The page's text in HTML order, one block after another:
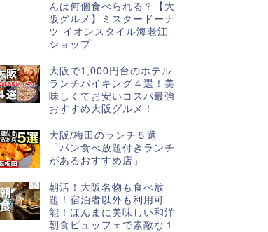
んは何個食べられる？【大
阪グルメ】ミスタードーナ
ツ イオンスタイル海老江
ショップ
大阪で1,000円台のホテル
ランチバイキング４選！美
味しくてお安いコスパ最強
おすすめ大阪グルメ！
大阪/梅田のランチ５選
「パン食べ放題付きランチ
があるおすすめ店」
朝活！大阪名物も食べ放
題！宿泊者以外も利用可
能！ほんまに美味しい和洋
朝食ビュッフェで素敵な１